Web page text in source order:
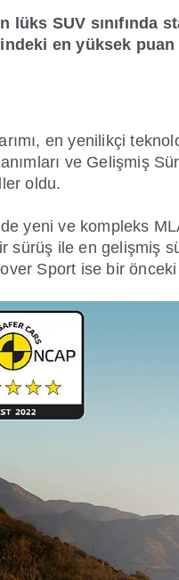
lüks SUV
en yüksek puan
en yenilikçi
ve Gelişmiş
oldu.
yeni ve kompleks
sürüş ile en gelişmiş
Sport ise bir